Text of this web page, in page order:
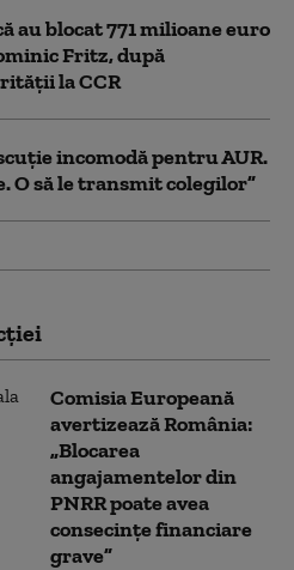
au blocat 771 milioane euro
Fritz, după
la CCR
incomodă pentru AUR.
O să le transmit colegilor”
Comisia Europeană
avertizează România:
„Blocarea
angajamentelor din
PNRR poate avea
consecințe financiare
grave”